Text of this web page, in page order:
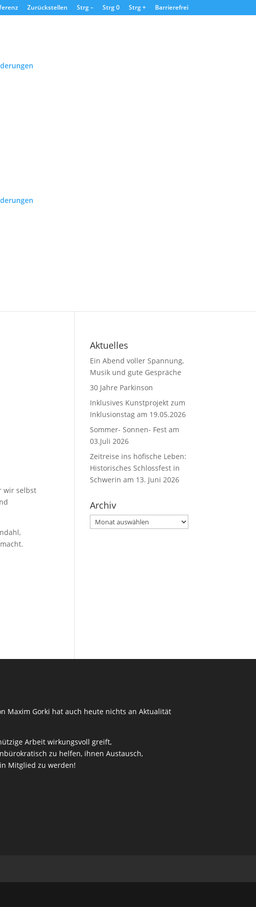
Zurückstellen Strg – Strg 0 Strg + Barrierefrei
wir selbst
Aktuelles
Ein Abend voller Spannung,
Musik und gute Gespräche
30 Jahre Parkinson
Inklusives Kunstprojekt zum
Inklusionstag am 19.05.2026
Sommer- Sonnen- Fest am
03.Juli 2026
Zeitreise ins höfische Leben:
Historisches Schlossfest in
Schwerin am 13. Juni 2026
Archiv
Archiv
Maxim Gorki hat auch heute nichts an Aktualität
Arbeit wirkungsvoll greift,
zu helfen, ihnen Austausch,
Mitglied zu werden!